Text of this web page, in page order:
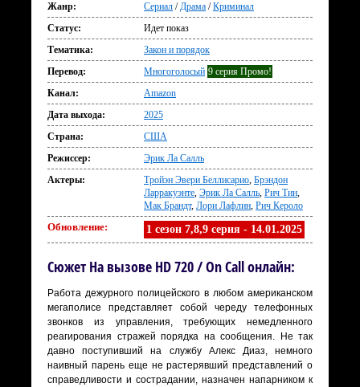
Жанр: Сериал /Драма /Криминал
Статус:
Идет показ
Тематика:
Закон и порядок
Перевод:
Многоголосый 9 серия Промо!
Канал:
Amazon
Дата выхода:
2025
Страна:
США
Режиссер:
Эрик Ла Салль
Актеры:
Тройэн Эвери Беллисарио, Брэндон
Ларракуэнте, Эрик Ла Салль, Рич Тин,
Мак Брандт, Лори Лафлин, Рич Кероло
Обновление: 1 сезон 7,8,9 серия - 14.01.2025
Сюжет На вызове HD 720 / On Call онлайн:
Работа дежурного полицейского в любом американском
мегаполисе представляет собой череду телефонных
звонков из управления, требующих немедленного
реагирования стражей порядка на сообщения. Не так
давно поступивший на службу Алекс Диаз, немного
наивный парень еще не растерявший представлений о
справедливости и сострадании, назначен напарником к